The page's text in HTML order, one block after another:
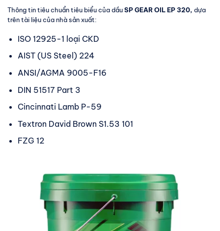
Thông tin tiêu chuẩn tiêu biểu của dầuSP GEAR OIL EP 320, dựa
trên tài liệu của nhà sản xuất:
ISO 12925-1 loại CKD
AIST (US Steel) 224
ANSI/AGMA 9005-F16
DIN 51517 Part 3
Cincinnati Lamb P-59
Textron David Brown S1.53 101
FZG 12